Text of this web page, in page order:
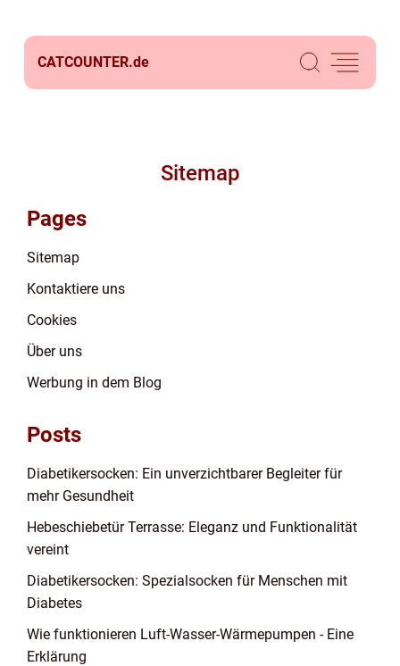
CATCOUNTER.de
Sitemap
Pages
Sitemap
Kontaktiere uns
Cookies
Über uns
Werbung in dem Blog
Posts
Diabetikersocken: Ein unverzichtbarer Begleiter für
mehr Gesundheit
Hebeschiebetür Terrasse: Eleganz und Funktionalität
vereint
Diabetikersocken: Spezialsocken für Menschen mit
Diabetes
Wie funktionieren Luft-Wasser-Wärmepumpen - Eine
Erklärung